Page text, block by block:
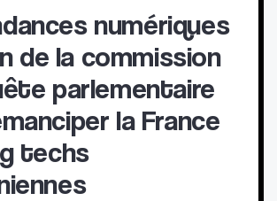
numériques
de la commission
parlementaire
la France
techs